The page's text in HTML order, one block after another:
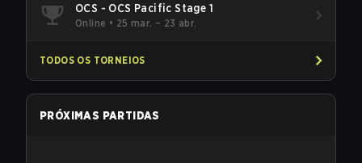
OCS - OCS Pacific Stage 1
Online • 25 mar. – 23 abr.
TODOS OS TORNEIOS
PRÓXIMAS PARTIDAS